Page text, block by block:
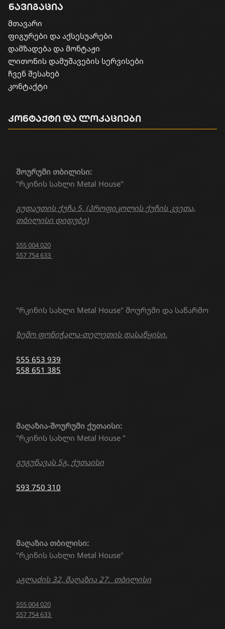
ნავიგაცია
მთავარი
ფიგურები და აქსესუარები
დამზადება და მონტაჟი
​ლითონის დამუშავების სერვისები
ჩვენ შესახებ
კონტაქტი
"რკინის სახლი Metal House" შოურუმი და საწარმო
ზემო ფონიჭალა-თელეთის დასაწყისი.
555 653 939
558 651 385
მაღაზია თბილისი:
"რკინის სახლი Metal House"
აგლაძის 32, მაღაზია 27. თბილისი
555 004 020
557 754 633
მაღაზია-შოურუმი ქუთაისი:
"რკინის სახლი Metal House "
გუგუნავას 5გ, ქუთაისი
593 750 310
შოურუმი თბილისი:
"რკინის სახლი Metal House"
გუდაუთის ქუჩა 5, (პროფიკოლის ქუჩის კვეთა,
თბილისი დიდუბე)
555 004 020
557 754 633
კონტაქტი და ლოკაციები